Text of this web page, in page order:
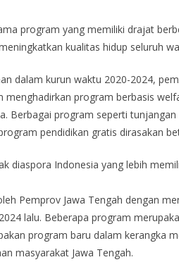
program yang memiliki drajat
kualitas hidup seluruh
dalam kurun waktu 2020-2024,
menghadirkan program berbasis
Berbagai program seperti
pendidikan gratis dirasakan
diaspora Indonesia yang lebih
Pemprov Jawa Tengah dengan
lalu. Beberapa program
program baru dalam kerangka
masyarakat Jawa Tengah.